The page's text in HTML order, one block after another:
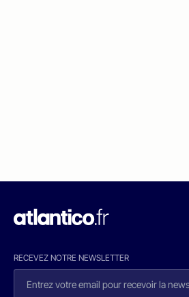
RECEVEZ NOTRE NEWSLETTER